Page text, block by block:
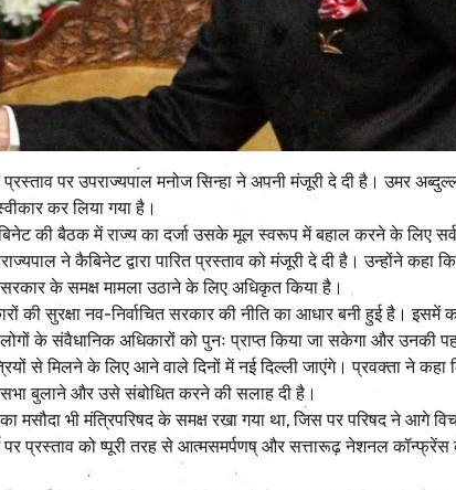
पर उपराज्यपाल मनोज सिन्हा ने अपनी मंजूरी दे दी है। उमर
कर लिया गया है।
की बैठक में राज्य का दर्जा उसके मूल स्वरूप में बहाल करने के लिए
ने कैबिनेट द्वारा पारित प्रस्ताव को मंजूरी दे दी है। उन्होंने कहा
के समक्ष मामला उठाने के लिए अधिकृत किया है।
सुरक्षा नव-निर्वाचित सरकार की नीति का आधार बनी हुई है। इसमें
के संवैधानिक अधिकारों को पुनः प्राप्त किया जा सकेगा और उनकी
से मिलने के लिए आने वाले दिनों में नई दिल्ली जाएंगे। प्रवक्ता ने
बुलाने और उसे संबोधित करने की सलाह दी है।
मसौदा भी मंत्रिपरिषद के समक्ष रखा गया था, जिस पर परिषद ने आगे
पर प्रस्ताव को ष्पूरी तरह से आत्मसमर्पणष् और सत्तारूढ़ नेशनल